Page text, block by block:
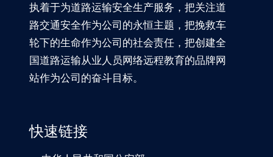
执着于为道路运输安全生产服务，把关注道
路交通安全作为公司的永恒主题，把挽救车
轮下的生命作为公司的社会责任，把创建全
国道路运输从业人员网络远程教育的品牌网
站作为公司的奋斗目标。
快速链接